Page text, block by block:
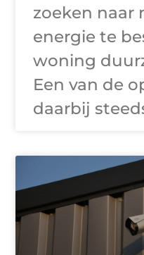
zoeken naar
energie te
woning
Een van de
daarbij